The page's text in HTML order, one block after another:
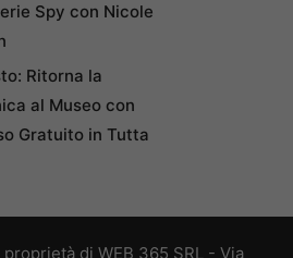
Spy con Nicole
Ritorna la
al Museo con
Gratuito in Tutta
di WEB 365 SRL - Via